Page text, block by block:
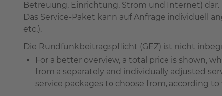
Betreuung, Einrichtung, Strom und Internet) dar.
Das Service-Paket kann auf Anfrage individuell
etc.).
Die Rundfunkbeitragspflicht (GEZ) ist nicht
For a better overview, a total price is shown,
from a separately and individually adjusted
service packages to choose from, according